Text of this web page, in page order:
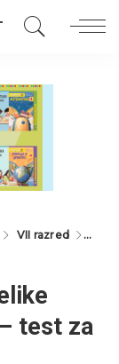
VII razred
test za